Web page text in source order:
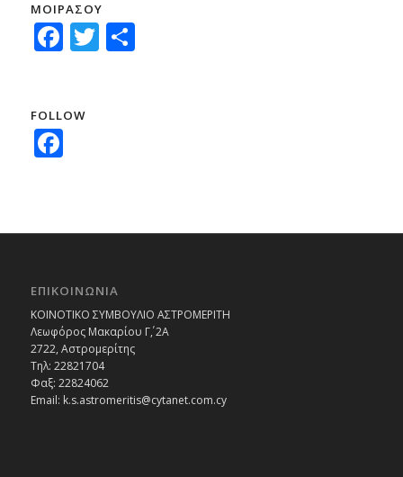
ΜΟΙΡΑΣΟΥ
Facebook
Twitter
Μοιραστείτε
FOLLOW
Facebook
ΕΠΙΚΟΙΝΩΝΙΑ
ΚΟΙΝΟΤΙΚΟ ΣΥΜΒΟΥΛΙΟ ΑΣΤΡΟΜΕΡΙΤΗ
Λεωφόρος Μακαρίου Γ΄, 2Α
2722, Αστρομερίτης
Τηλ: 22821704
Φαξ: 22824062
Email: k.s.astromeritis@cytanet.com.cy